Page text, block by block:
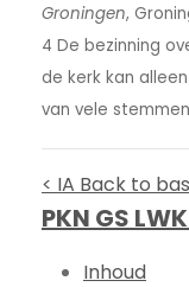
Groningen,
4 De bezinning
de kerk kan
van vele
< IA Back to
PKN GS
Inhoud